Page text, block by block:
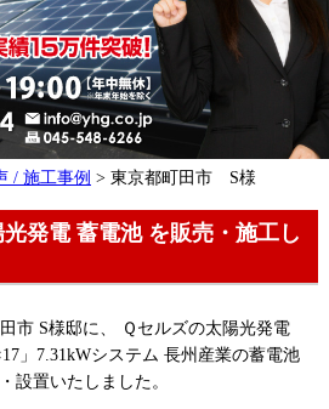
/ 施工事例 > 東京都町田市 S様
発電 蓄電池 を販売・施工し
市 S様邸に、 Ｑセルズの太陽光発電
」7.31kWシステム 長州産業の蓄電池
設置いたしました。